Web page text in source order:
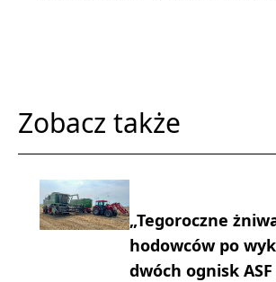
Zobacz także
„Tegoroczne
hodowców po
dwóch ognisk